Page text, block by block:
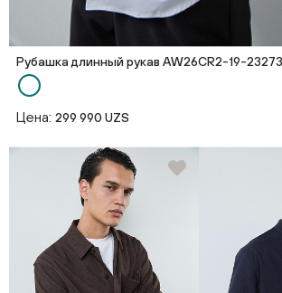
Рубашка длинный рукав AW26CR2-19-
Цена: 299 990 UZS